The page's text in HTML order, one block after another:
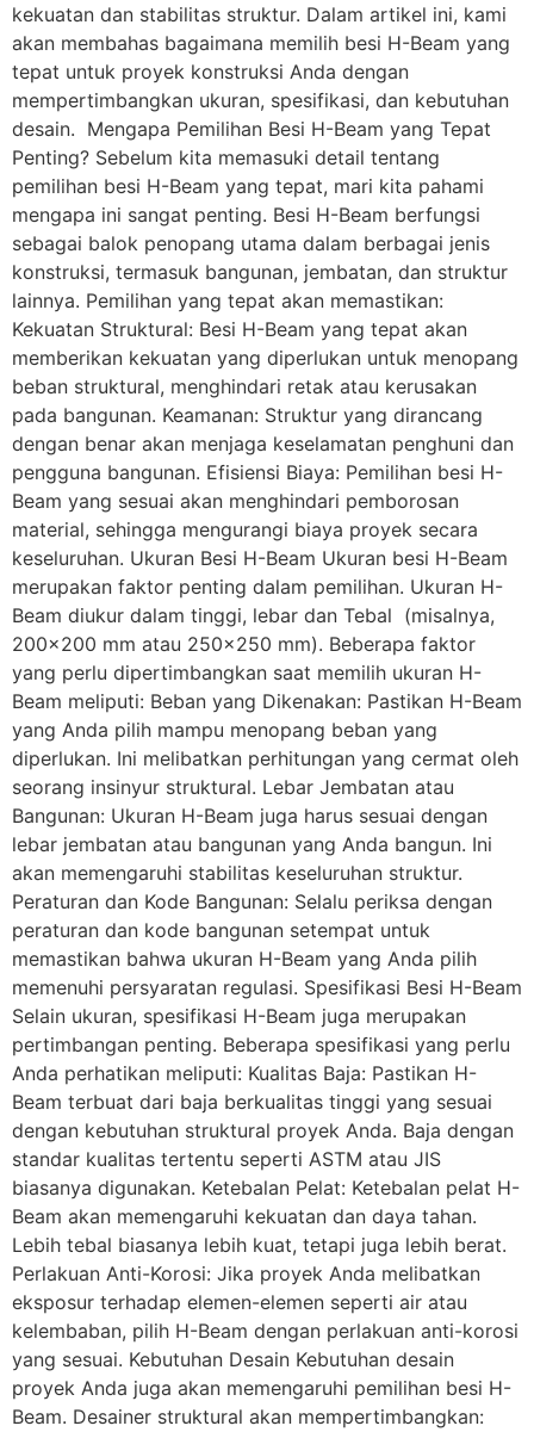
kekuatan dan stabilitas struktur. Dalam artikel ini, kami
akan membahas bagaimana memilih besi H-Beam yang
tepat untuk proyek konstruksi Anda dengan
mempertimbangkan ukuran, spesifikasi, dan kebutuhan
desain. Mengapa Pemilihan Besi H-Beam yang Tepat
Penting? Sebelum kita memasuki detail tentang
pemilihan besi H-Beam yang tepat, mari kita pahami
mengapa ini sangat penting. Besi H-Beam berfungsi
sebagai balok penopang utama dalam berbagai jenis
konstruksi, termasuk bangunan, jembatan, dan struktur
lainnya. Pemilihan yang tepat akan memastikan:
Kekuatan Struktural: Besi H-Beam yang tepat akan
memberikan kekuatan yang diperlukan untuk menopang
beban struktural, menghindari retak atau kerusakan
pada bangunan. Keamanan: Struktur yang dirancang
dengan benar akan menjaga keselamatan penghuni dan
pengguna bangunan. Efisiensi Biaya: Pemilihan besi H-
Beam yang sesuai akan menghindari pemborosan
material, sehingga mengurangi biaya proyek secara
keseluruhan. Ukuran Besi H-Beam Ukuran besi H-Beam
merupakan faktor penting dalam pemilihan. Ukuran H-
Beam diukur dalam tinggi, lebar dan Tebal (misalnya,
200×200 mm atau 250×250 mm). Beberapa faktor
yang perlu dipertimbangkan saat memilih ukuran H-
Beam meliputi: Beban yang Dikenakan: Pastikan H-Beam
yang Anda pilih mampu menopang beban yang
diperlukan. Ini melibatkan perhitungan yang cermat oleh
seorang insinyur struktural. Lebar Jembatan atau
Bangunan: Ukuran H-Beam juga harus sesuai dengan
lebar jembatan atau bangunan yang Anda bangun. Ini
akan memengaruhi stabilitas keseluruhan struktur.
Peraturan dan Kode Bangunan: Selalu periksa dengan
peraturan dan kode bangunan setempat untuk
memastikan bahwa ukuran H-Beam yang Anda pilih
memenuhi persyaratan regulasi. Spesifikasi Besi H-Beam
Selain ukuran, spesifikasi H-Beam juga merupakan
pertimbangan penting. Beberapa spesifikasi yang perlu
Anda perhatikan meliputi: Kualitas Baja: Pastikan H-
Beam terbuat dari baja berkualitas tinggi yang sesuai
dengan kebutuhan struktural proyek Anda. Baja dengan
standar kualitas tertentu seperti ASTM atau JIS
biasanya digunakan. Ketebalan Pelat: Ketebalan pelat H-
Beam akan memengaruhi kekuatan dan daya tahan.
Lebih tebal biasanya lebih kuat, tetapi juga lebih berat.
Perlakuan Anti-Korosi: Jika proyek Anda melibatkan
eksposur terhadap elemen-elemen seperti air atau
kelembaban, pilih H-Beam dengan perlakuan anti-korosi
yang sesuai. Kebutuhan Desain Kebutuhan desain
proyek Anda juga akan memengaruhi pemilihan besi H-
Beam. Desainer struktural akan mempertimbangkan: